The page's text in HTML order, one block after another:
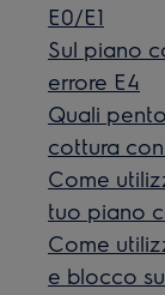
E0/E1
Sul piano
errore E4
Quali
cottura
Come
tuo piano
Come
e blocco